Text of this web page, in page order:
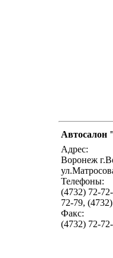
Автосалон
Адрес:
Воронеж
Телефоны:
(4732) 72-
72-79,
Факс:
(4732) 72-